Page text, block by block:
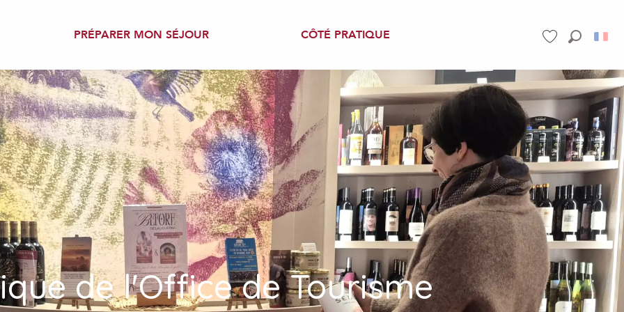
PRÉPARER MON SÉJOUR CÔTÉ PRATIQUE
de l'Office de Tourisme